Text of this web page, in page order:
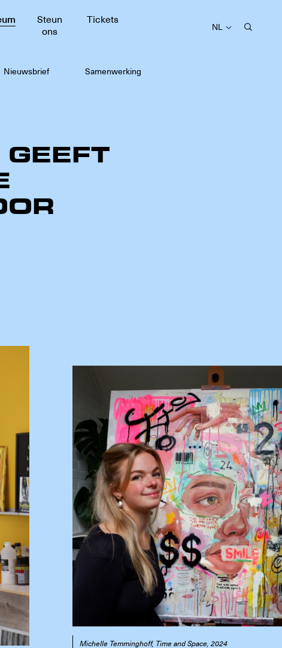
Steun
ons
Tickets
NL
Nieuwsbrief Samenwerking
Michelle Temminghoff, Time and Space, 2024